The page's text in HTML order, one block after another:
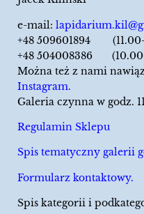
e-mail:
+48 509601894
+48 504008386
Można też z nami
Instagram.
Galeria czynna w godz.
Regulamin Sklepu
Spis tematyczny galerii
Formularz kontaktowy.
Spis kategorii i